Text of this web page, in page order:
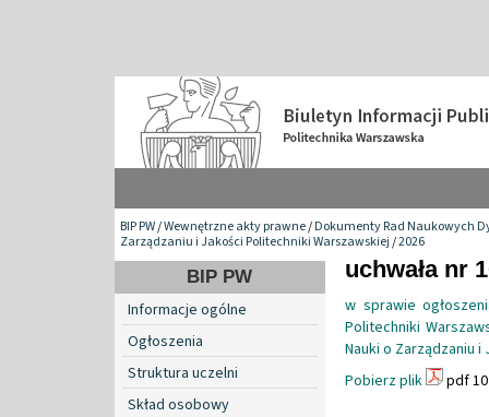
BIP PW/Wewnętrzne akty prawne/Dokumenty Rad Naukowych
Zarządzaniu i Jakości Politechniki Warszawskiej/2026
BIP PW
Informacje ogólne
Ogłoszenia
Struktura uczelni
Skład osobowy
uchwała nr
w sprawie
Politechniki
Nauki o Zarządzaniu i
Pobierz plik
pdf